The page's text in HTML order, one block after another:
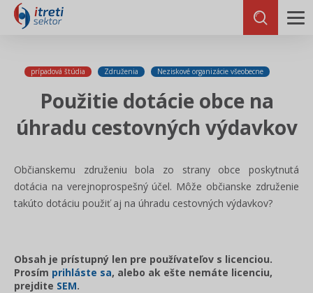
prípadová štúdia Združenia Neziskové organizácie všeobecne
Použitie dotácie obce na
úhradu cestovných výdavkov
Občianskemu združeniu bola zo strany obce poskytnutá
dotácia na verejnoprospešný účel. Môže občianske združenie
takúto dotáciu použiť aj na úhradu cestovných výdavkov?
Obsah je prístupný len pre používateľov s licenciou.
Prosím prihláste sa, alebo ak ešte nemáte licenciu,
prejdite SEM.